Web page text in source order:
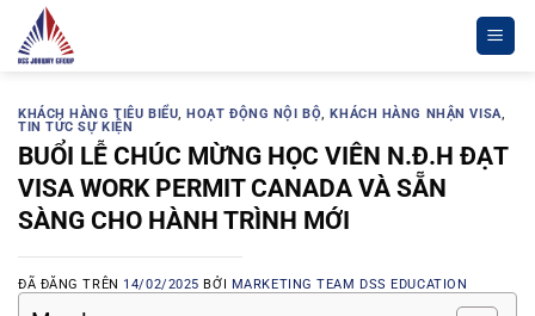
Chuyển
đến
dungKHÁCH HÀNG TIÊU BIỂU,HOẠT ĐỘNG NỘI BỘ,KHÁCH HÀNG NHẬN VISA,
TIN TỨC SỰ KIỆN
BUỔI LỄ CHÚC MỪNG HỌC VIÊN N.Đ.H ĐẠT
VISA WORK PERMIT CANADA VÀ SẴN
SÀNG CHO HÀNH TRÌNH MỚI
ĐÃ ĐĂNG TRÊN 14/02/2025 BỞI MARKETING TEAM DSS EDUCATION